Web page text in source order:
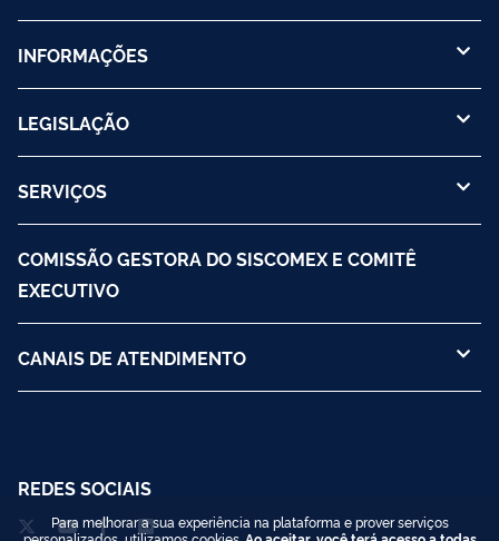
INFORMAÇÕES
LEGISLAÇÃO
SERVIÇOS
COMISSÃO GESTORA DO SISCOMEX E COMITÊ
EXECUTIVO
CANAIS DE ATENDIMENTO
REDES SOCIAIS
Para melhorar a sua experiência na plataforma e prover serviços